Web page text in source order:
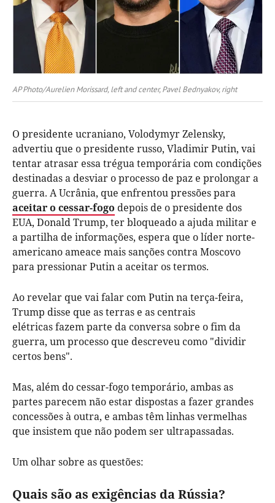
AP Photo/Aurelien Morissard, left and center, Pavel Bednyakov, right
O presidente ucraniano, Volodymyr Zelensky,
advertiu que o presidente russo, Vladimir Putin, vai
tentar atrasar essa trégua temporária com condições
destinadas a desviar o processo de paz e prolongar a
guerra. A Ucrânia, que enfrentou pressões para
aceitar o cessar-fogo depois de o presidente dos
EUA, Donald Trump, ter bloqueado a ajuda militar e
a partilha de informações, espera que o líder norte-
americano ameace mais sanções contra Moscovo
para pressionar Putin a aceitar os termos.
Ao revelar que vai falar com Putin na terça-feira,
Trump disse que as terras e as centrais
elétricas fazem parte da conversa sobre o fim da
guerra, um processo que descreveu como "dividir
certos bens".
Mas, além do cessar-fogo temporário, ambas as
partes parecem não estar dispostas a fazer grandes
concessões à outra, e ambas têm linhas vermelhas
que insistem que não podem ser ultrapassadas.
Um olhar sobre as questões:
Quais são as exigências da Rússia?